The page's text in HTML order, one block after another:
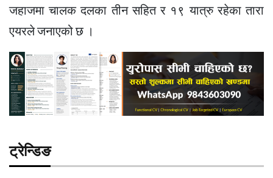
जहाजमा चालक दलका तीन सहित र १९ यात्रु रहेका तारा
एयरले जनाएको छ ।
ट्रेन्डिङ